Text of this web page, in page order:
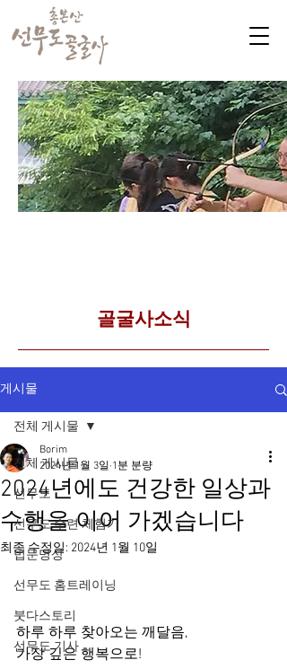
​골굴사소식
게시물
전체 게시물
선무도
선무도 수련 체험기
법문명상
선무도 홈트레이닝
붓다스토리
선무도 기사
전체 게시물
2024년에도 건강한 일상과
수행을 이어 가겠습니다
Borim
2024년 1월 3일 1분 분량
최종 수정일: 2024년 1월 10일
하루 하루 찾아오는 깨달음,
가장 깊은 행복으로!